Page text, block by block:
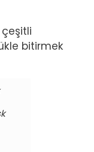
çeşitli
bitirmek